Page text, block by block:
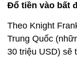
Đổ tiền vào bất
Theo Knight
Trung Quốc
30 triệu USD) sẽ